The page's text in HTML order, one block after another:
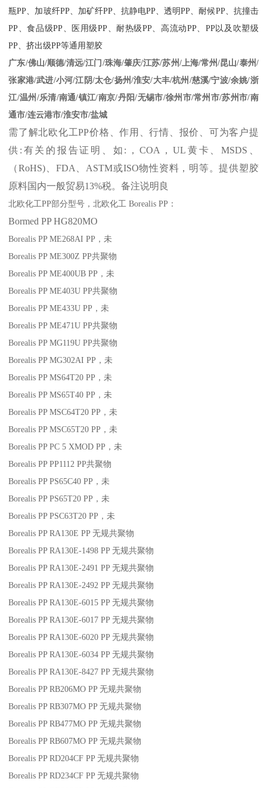
瓶PP、加玻纤PP、加矿纤PP、抗静电PP、透明PP、耐候PP、抗撞击
PP、食品级PP、医用级PP、耐热级PP、高流动PP、 PP以及吹塑级
PP、挤出级PP等通用塑胶
广东/佛山/顺德/清远/江门/珠海/肇庆/江苏/苏州/上海/常州/昆山/泰州/
张家港/武进/小河/江阴/太仓/扬州/淮安/大丰/杭州/慈溪/宁波/余姚/浙
江/温州/乐清/南通/镇江/南京/丹阳/无锡市/徐州市/常州市/苏州市/南
通市/连云港市/淮安市/盐城
需了解北欧化工PP价格、作用、行情、报价、可为客户提
供 : 有关的报告证明、如 : ， COA，UL 黄卡、 MSDS 、
（RoHS)、 FDA、ASTM或ISO物性资料，明等。提供塑胶
原料国内一般贸易13%税。备注说明良
北欧化工PP部分型号，北欧化工 Borealis PP ：
Bormed PPHG820MO
Borealis PP ME268AI PP ，未
Borealis PP ME300Z PP共聚物
Borealis PP ME400UB PP ，未
Borealis PP ME403U PP共聚物
Borealis PP ME433U PP ，未
Borealis PP ME471U PP共聚物
Borealis PP MG119U PP共聚物
Borealis PP MG302AI PP ，未
Borealis PP MS64T20 PP ，未
Borealis PP MS65T40 PP ，未
Borealis PP MSC64T20 PP ，未
Borealis PP MSC65T20 PP ，未
Borealis PP PC 5 XMOD PP ，未
Borealis PP PP1112 PP共聚物
Borealis PP PS65C40 PP ，未
Borealis PP PS65T20 PP ，未
Borealis PP PSC63T20 PP ，未
Borealis PP RA130E PP无规共聚物
Borealis PP RA130E-1498 PP无规共聚物
Borealis PP RA130E-2491 PP无规共聚物
Borealis PP RA130E-2492 PP无规共聚物
Borealis PP RA130E-6015 PP无规共聚物
Borealis PP RA130E-6017 PP无规共聚物
Borealis PP RA130E-6020 PP无规共聚物
Borealis PP RA130E-6034 PP无规共聚物
Borealis PP RA130E-8427 PP无规共聚物
Borealis PP RB206MO PP无规共聚物
Borealis PP RB307MO PP无规共聚物
Borealis PP RB477MO PP无规共聚物
Borealis PP RB607MO PP无规共聚物
Borealis PP RD204CF PP无规共聚物
Borealis PP RD234CF PP无规共聚物